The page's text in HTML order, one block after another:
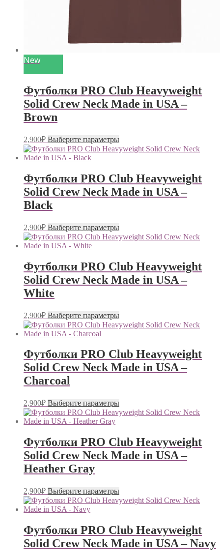
New
Футболки PRO Club Heavyweight
Solid Crew Neck Made in USA –
Brown
2,900₽ Выберите параметрыЭтот
товар
имеет
вариаций.
Опции
можно
выбрать
товара.
Футболки PRO Club Heavyweight
Solid Crew Neck Made in USA –
Black
2,900₽ Выберите параметрыЭтот
товар
имеет
вариаций.
Опции
можно
выбрать
товара.
Футболки PRO Club Heavyweight
Solid Crew Neck Made in USA –
White
2,900₽ Выберите параметрыЭтот
товар
имеет
вариаций.
Опции
можно
выбрать
товара.
Футболки PRO Club Heavyweight
Solid Crew Neck Made in USA –
Charcoal
2,900₽ Выберите параметрыЭтот
товар
имеет
вариаций.
Опции
можно
выбрать
товара.
Футболки PRO Club Heavyweight
Solid Crew Neck Made in USA –
Heather Gray
2,900₽ Выберите параметрыЭтот
товар
имеет
вариаций.
Опции
можно
выбрать
Футболки PRO Club Heavyweight
Solid Crew Neck Made in USA – Navy